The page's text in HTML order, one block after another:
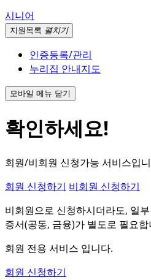
시니어
지원 목록 펼치기
인증등록/관리
누리집 안내지도
모바일 메뉴 닫기
확인하세요!
회원/비회원 신청가능 서비스입
회원 신청하기 비회원 신청하기
비회원으로 신청하시더라도, 일
증서(공동, 금융)가 별도로 필요합
회원 전용 서비스 입니다.
회원 신청하기